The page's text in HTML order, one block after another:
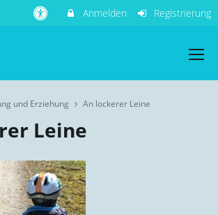
Anmelden Registrierung
und Erziehung An lockerer Leine
Leine